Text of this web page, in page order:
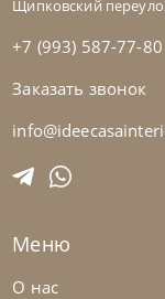
Cattelan Italia
Стол
Щипковский
+7 (993) 587-77-80
Заказать звонок
Меню
О нас